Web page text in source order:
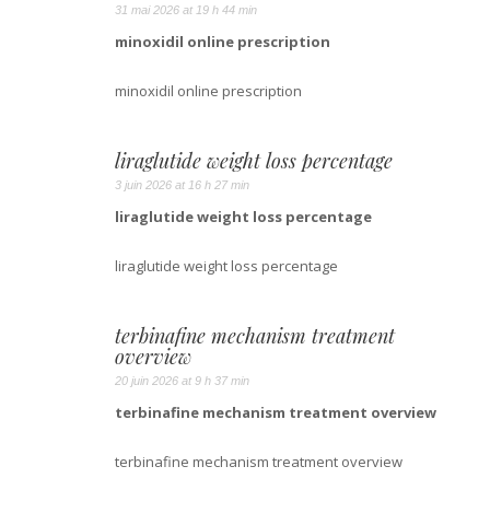
31 mai 2026 at 19 h 44 min
minoxidil online prescription
minoxidil online prescription
liraglutide weight loss percentage
3 juin 2026 at 16 h 27 min
liraglutide weight loss percentage
liraglutide weight loss percentage
terbinafine mechanism treatment
overview
20 juin 2026 at 9 h 37 min
terbinafine mechanism treatment overview
terbinafine mechanism treatment overview